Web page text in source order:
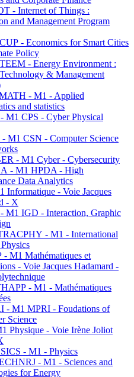
- Internet of Things :
and Management Program
- Economics for Smart Cities
Policy
- Energy Environment :
& Management
- M1 - Applied
and statistics
M1 CPS - Cyber Physical
M1 CSN - Computer Science
- M1 Cyber - Cybersecurity
- M1 HPDA - High
Data Analytics
Informatique - Voie Jacques
- X
M1 IGD - Interaction, Graphic
- M1 - International
M1 Mathématiques et
- Voie Jacques Hadamard -
- M1 - Mathématiques
- M1 MPRI - Foudations of
Science
Physique - Voie Irène Joliot
- M1 - Physics
- M1 - Sciences and
for Energy